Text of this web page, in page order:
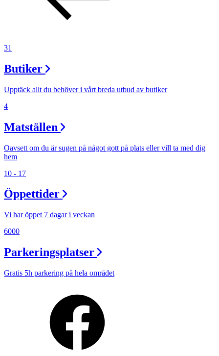
Magasin
Presentkort
31
Butiker
Upptäck allt du behöver i vårt breda utbud av butiker
4
Matställen
Oavsett om du är sugen på något gott på plats eller vill ta med dig
hem
10 - 17
Öppettider
Vi har öppet 7 dagar i veckan
6000
Parkeringsplatser
Gratis 5h parkering på hela området